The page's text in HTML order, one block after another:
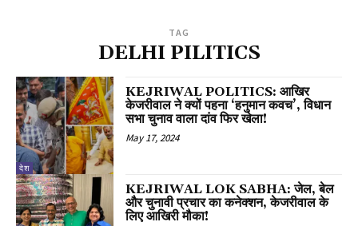
TAG
DELHI PILITICS
देश
KEJRIWAL POLITICS: आखिर
केजरीवाल ने क्यों पहना ‘हनुमान कवच’, विधान
सभा चुनाव वाला दांव फिर खेला!
May 17, 2024
KEJRIWAL LOK SABHA: जेल, बेल
और चुनावी प्रचार का कनेक्शन, केजरीवाल के
लिए आखिरी मौका!